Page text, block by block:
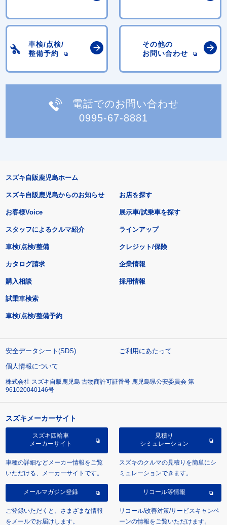
車検/点検/
整備予約
その他の
お問い合わせ
電話でのお問い合わせ
0995-67-8881
スズキ自販鹿児島ホーム
スズキ自販鹿児島からのお知らせ
お客様Voice
スタッフによるクルマ紹介
お店を探す
展示車/試乗車を探す
ラインアップ
車検/点検/整備 クレジット/保険
カタログ請求
購入相談
試乗車検索
車検/点検/整備予約
企業情報
採用情報
安全データシート(SDS)
ご利用にあたって
個人情報について
株式会社 スズキ自販鹿児島 古物商許可証番号 鹿児島県公安委員会 第
961020040146号
スズキメーカーサイト
スズキ四輪車
メーカーサイト
車種の詳細などメーカー情報をご覧
いただける、メーカーサイトです。
見積り
シミュレーション
スズキのクルマの見積りを簡単にシ
ミュレーションできます。
メールマガジン登録
ご登録いただくと、さまざまな情報
をメールでお届けします。
リコール等情報
リコール/改善対策/サービスキャンペ
ーンの情報をご覧いただけます。